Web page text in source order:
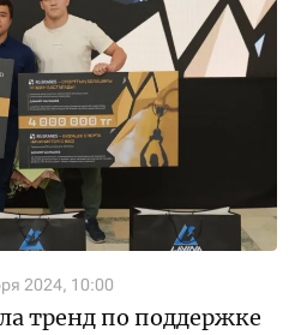
2024, 10:00
тренд по поддержке